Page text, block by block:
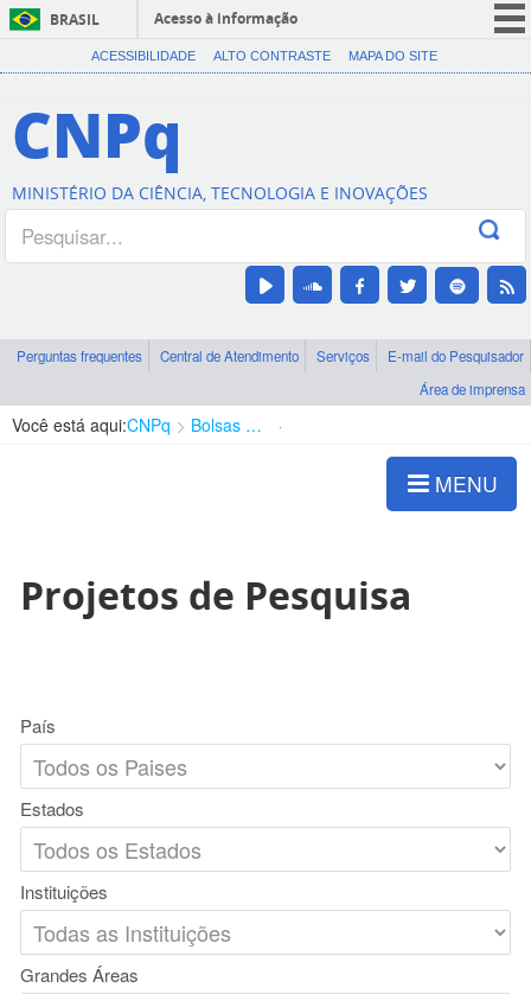
BRASIL
Acesso à informação
CORONAVÍRUS (COVID-19)
Canais
ACESSIBILIDADE ALTO CONTRASTE MAPA DO SITE
CNPq
MINISTÉRIO DA CIÊNCIA, TECNOLOGIA E INOVAÇÕES
Perguntas frequentes Central de Atendimento Serviços
E-mail do Pesquisador
Área de imprensa
Você está aqui:CNPq Bolsas e Auxílios Vigentes
MENU
Projetos de Pesquisa
País
Estados
Instituições
Grandes Áreas